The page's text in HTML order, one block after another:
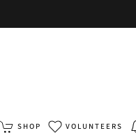
SHOP VOLUNTEERS